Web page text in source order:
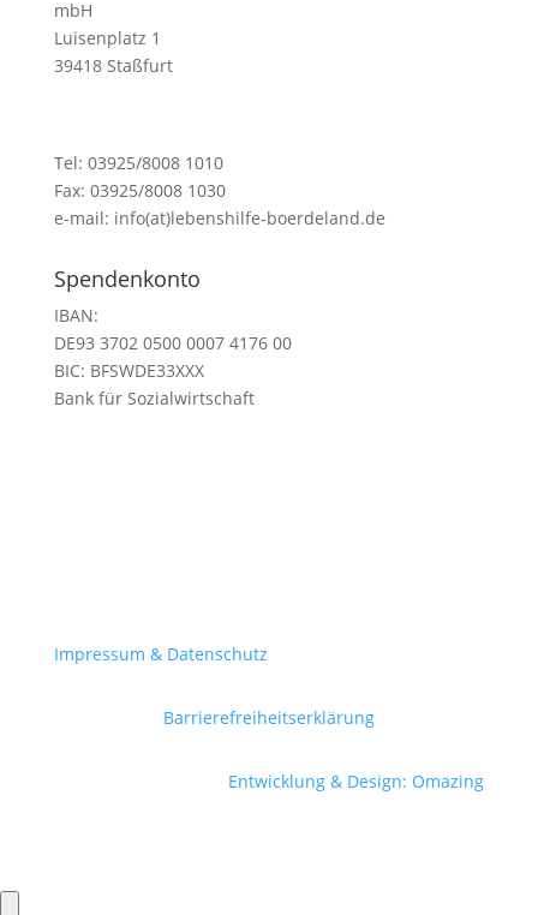
mbH
Luisenplatz 1
39418 Staßfurt
Tel: 03925/8008 1010
Fax: 03925/8008 1030
e-mail: info(at)lebenshilfe-boerdeland.de
Spendenkonto
IBAN:
DE93 3702 0500 0007 4176 00
BIC: BFSWDE33XXX
Bank für Sozialwirtschaft
Impressum & Datenschutz
Barrierefreiheitserklärung
Entwicklung & Design: Omazing